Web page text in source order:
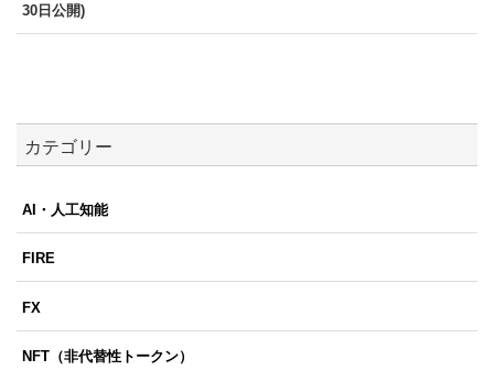
30日公開)
カテゴリー
AI・人工知能
FIRE
FX
NFT（非代替性トークン）